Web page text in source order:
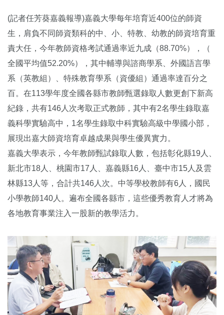
(記者任芳葵嘉義報導)嘉義大學每年培育近400位的師資
生，肩負不同師資類科的中、小、特教、幼教的師資培育重
責大任，今年教師資格考試通過率近九成（88.70%），（
全國平均值52.20%），其中輔導與諮商學系、外國語言學
系（英教組）、特殊教育學系（資優組）通過率達百分之
百。在113學年度全國各縣市教師甄選錄取人數更創下新高
紀錄， 共有146人次考取正式教師， 其中有2名學生錄取嘉
義科學實驗高中， 1名學生錄取中科實驗高級中學國小部，
展現出嘉大師資培育卓越成果與學生優異實力。
嘉義大學表示，今年教師甄試錄取人數，包括彰化縣19人、
新北市18人、桃園市17人、嘉義縣16人、 臺中市15人及雲
林縣13人等，合計共146人次。中等學校教師有6人，國民
小學教師140人。遍布全國各縣市， 這些優秀教育人才將為
各地教育事業注入一股新的教學活力。